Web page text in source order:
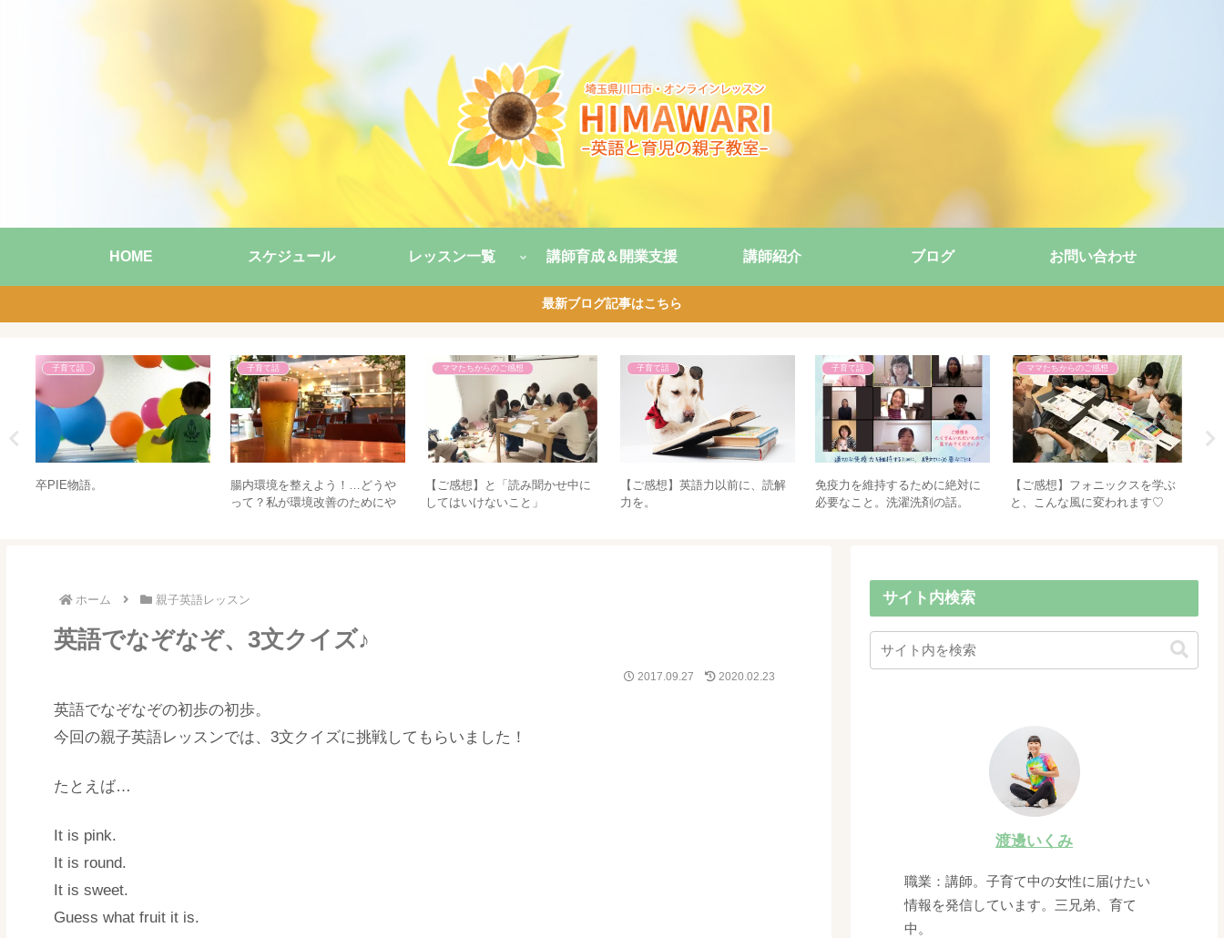
HOME スケジュール レッスン一覧 講師育成＆開業支援 講師紹介 ブログ お問い合わせ
最新ブログ記事はこちら
子育て話
卒PIE物語。
子育て話
腸内環境を整えよう！…どうや
って？私が環境改善のためにや
ママたちからのご感想
【ご感想】と「読み聞かせ中に
してはいけないこと」
子育て話
【ご感想】英語力以前に、読解
力を。
子育て話
免疫力を維持するために絶対に
必要なこと。洗濯洗剤の話。
ママたちからのご感想
【ご感想】フォニックスを学ぶ
と、こんな風に変われます♡
ホーム 親子英語レッスン
英語でなぞなぞ、3文クイズ♪
2017.09.27 2020.02.23
英語でなぞなぞの初歩の初歩。
今回の親子英語レッスンでは、3文クイズに挑戦してもらいました！
たとえば…
It is pink.
It is round.
It is sweet.
Guess what fruit it is.
サイト内検索
渡邊いくみ
職業：講師。子育て中の女性に届けたい
情報を発信しています。三兄弟、育て
中。